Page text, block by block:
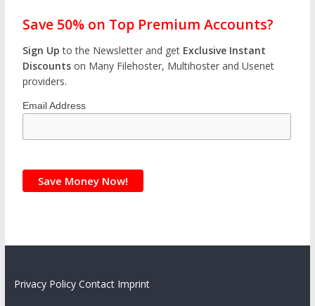
Save 50% on Top Premium Accounts?
Sign Up to the Newsletter and get Exclusive Instant
Discounts on Many Filehoster, Multihoster and Usenet
providers.
Email Address
Privacy Policy Contact Imprint